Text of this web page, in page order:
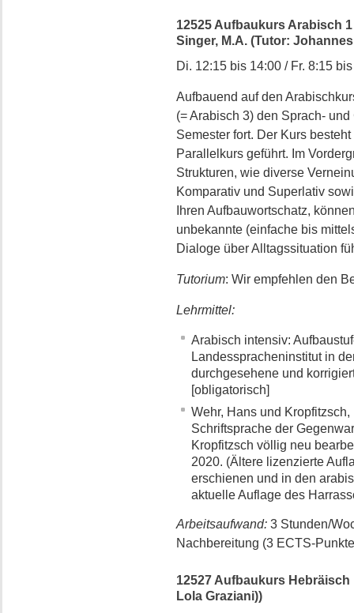
12525 Aufbaukurs Arabisch
Singer, M.A. (Tutor:
Di. 12:15 bis 14:00 / Fr. 8:15
Aufbauend auf den
(= Arabisch 3) den Sprach-
Semester fort. Der Kurs
Parallelkurs geführt. Im
Strukturen, wie diverse
Komparativ und Superlativ
Ihren Aufbauwortschatz,
unbekannte (einfache bis
Dialoge über Alltagssituation
Tutorium: Wir empfehlen den
Lehrmittel:
Arabisch intensiv:
Landesspracheninstitut in
durchgesehene und
[obligatorisch]
Wehr, Hans und
Schriftsprache der
Kropfitzsch völlig neu
2020. (Ältere lizenzierte
erschienen und in den
aktuelle Auflage des
Arbeitsaufwand:3 Stunden/
Nachbereitung (3 ECTS-
12527 Aufbaukurs Hebräisch
Lola Graziani))